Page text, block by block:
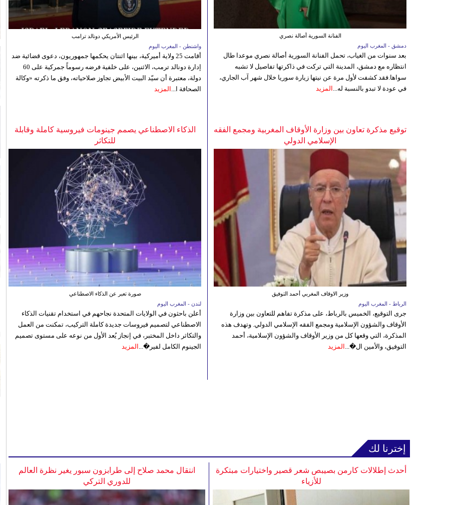
الرئيس الأمريكي دونالد ترامب
واشنطن - المغرب اليوم
أقامت 25 ولاية أميركية، بينها اثنتان يحكمها جمهوريون، دعوى قضائية ضد
إدارة دونالد ترمب، الاثنين، على خلفية فرضه رسوماً جمركية على 60
دولة، معتبرة أن سيّد البيت الأبيض تجاوز صلاحياته، وفق ما ذكرته «وكالة
الصحافة ا... المزيد
الفنانة السورية أصالة نصري
دمشق - المغرب اليوم
بعد سنوات من الغياب، تحمل الفنانة السورية أصالة نصري موعدا طال
انتظاره مع دمشق، المدينة التي تركت في ذاكرتها تفاصيل لا تشبه
سواها.فقد كشفت لأول مرة عن نيتها زيارة سوريا خلال شهر آب الجاري،
في عودة لا تبدو بالنسبة له... المزيد
الذكاء الاصطناعي يصمم جينومات فيروسية كاملة وقابلة
للتكاثر
صورة تعبر عن الذكاء الاصطناعي
لندن - المغرب اليوم
أعلن باحثون في الولايات المتحدة نجاحهم في استخدام تقنيات الذكاء
الاصطناعي لتصميم فيروسات جديدة كاملة التركيب، تمكنت من العمل
والتكاثر داخل المختبر، في إنجاز يُعد الأول من نوعه على مستوى تصميم
الجينوم الكامل لفير�... المزيد
توقيع مذكرة تعاون بين وزارة الأوقاف المغربية ومجمع الفقه
الإسلامي الدولي
وزير الاوقاف المغربي أحمد التوفيق
الرباط - المغرب اليوم
جرى التوقيع، الخميس بالرباط، على مذكرة تفاهم للتعاون بين وزارة
الأوقاف والشؤون الإسلامية ومجمع الفقه الإسلامي الدولي. وتهدف هذه
المذكرة، التي وقعها كل من وزير الأوقاف والشؤون الإسلامية، أحمد
التوفيق، والأمين ال�... المزيد
إخترنا لك
انتقال محمد صلاح إلى طرابزون سبور يغير نظرة العالم
للدوري التركي
أحدث إطلالات كارمن بصيبص شعر قصير واختيارات مبتكرة
للأزياء